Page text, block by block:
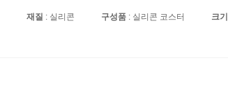
재질 : 실리콘 구성품 : 실리콘 코스터 크기